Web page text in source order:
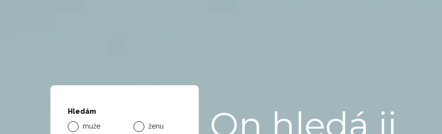
Hledám
muže
ženu
On hledá ji